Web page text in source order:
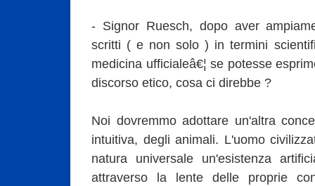
- Signor Ruesch, dopo aver
scritti ( e non solo ) in termini
medicina ufficialeâ€¦ se potesse
discorso etico, cosa ci direbbe ?
Noi dovremmo adottare un'altra
intuitiva, degli animali. L'uomo
natura universale un'esistenza
attraverso la lente delle proprie